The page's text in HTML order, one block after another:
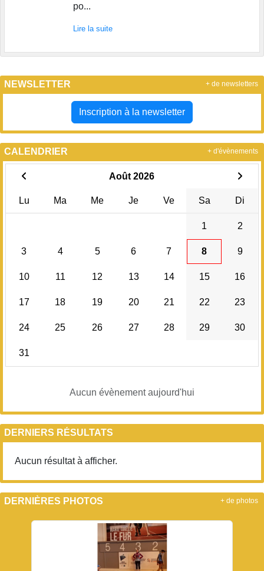
po...
Lire la suite
NEWSLETTER
Inscription à la newsletter
+ de newsletters
CALENDRIER
Août 2026
Lu Ma Me Je Ve Sa Di
1 2
3 4 5 6 7 8 9
10 11 12 13 14 15 16
17 18 19 20 21 22 23
24 25 26 27 28 29 30
31
Aucun évènement aujourd'hui
+ d'évènements
DERNIERS RÉSULTATS
Aucun résultat à afficher.
DERNIÈRES PHOTOS + de photos